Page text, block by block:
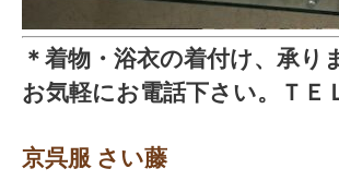
＊着物・浴衣の着付け、承り
お気軽にお電話下さい。ＴＥ
京呉服 さい藤